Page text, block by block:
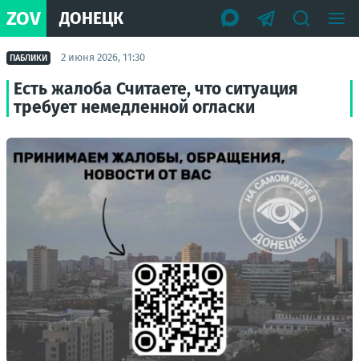
ZOV ДОНЕЦК
ПАБЛИКИ 2 июня 2026, 11:30
Есть жалоба Считаете, что ситуация
требует немедленной огласки